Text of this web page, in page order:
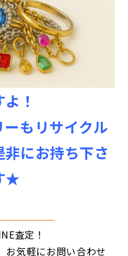
！
もリサイクル
にお持ち下さ
★
査定！
お気軽にお問い合わせ